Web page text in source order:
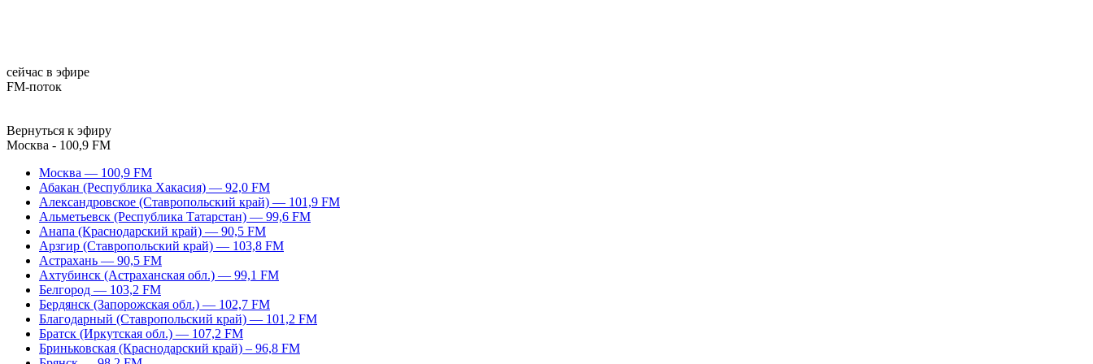
сейчас в эфире
FM-поток
Вернуться к эфиру
Москва - 100,9 FM
Москва — 100,9 FM
Абакан (Республика Хакасия) — 92,0 FM
Александровское (Ставропольский край) — 101,9 FM
Альметьевск (Республика Татарстан) — 99,6 FM
Анапа (Краснодарский край) — 90,5 FM
Арзгир (Ставропольский край) — 103,8 FM
Астрахань — 90,5 FM
Ахтубинск (Астраханская обл.) — 99,1 FM
Белгород — 103,2 FM
Бердянск (Запорожская обл.) — 102,7 FM
Благодарный (Ставропольский край) — 101,2 FM
Братск (Иркутская обл.) — 107,2 FM
Бриньковская (Краснодарский край) – 96,8 FM